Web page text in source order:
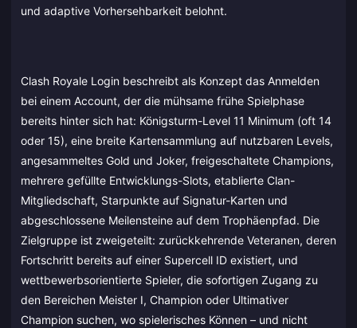
und adaptive Vorhersehbarkeit belohnt.
Clash Royale Login beschreibt als Konzept das Anmelden
bei einem Account, der die mühsame frühe Spielphase
bereits hinter sich hat: Königsturm-Level 11 Minimum (oft 14
oder 15), eine breite Kartensammlung auf nutzbaren Levels,
angesammeltes Gold und Joker, freigeschaltete Champions,
mehrere gefüllte Entwicklungs-Slots, etablierte Clan-
Mitgliedschaft, Starpunkte auf Signatur-Karten und
abgeschlossene Meilensteine auf dem Trophäenpfad. Die
Zielgruppe ist zweigeteilt: zurückkehrende Veteranen, deren
Fortschritt bereits auf einer Supercell ID existiert, und
wettbewerbsorientierte Spieler, die sofortigen Zugang zu
den Bereichen Meister I, Champion oder Ultimativer
Champion suchen, wo spielerisches Können – und nicht